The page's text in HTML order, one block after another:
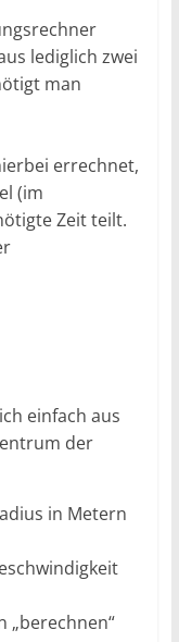
lediglich zwei
man
errechnet,
(im
Zeit teilt.
einfach aus
der
in Metern
„berechnen“